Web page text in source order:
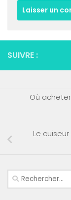
SUIVRE :
Où
Le
Rechercher :